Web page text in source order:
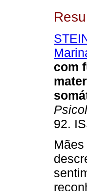
com
92.